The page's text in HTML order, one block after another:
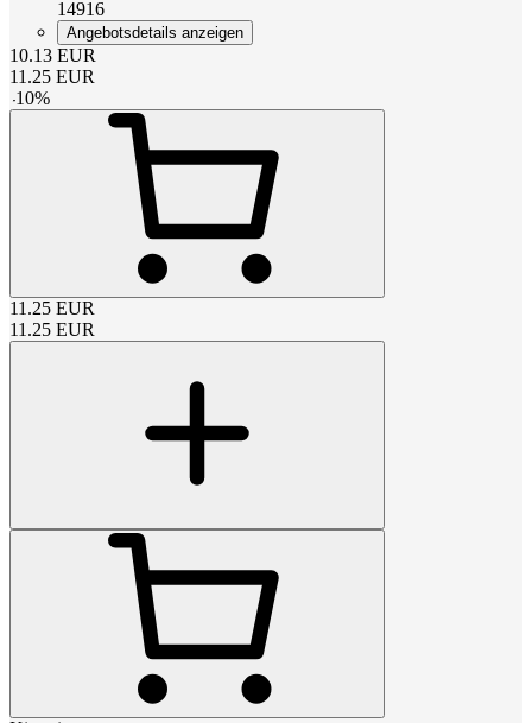
14916
Angebotsdetails anzeigen
10.13 EUR
11.25 EUR
-10%
11.25 EUR
11.25 EUR